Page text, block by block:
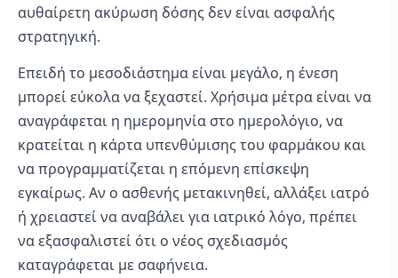
αυθαίρετη ακύρωση δόσης δεν είναι ασφαλής
στρατηγική.
Επειδή το μεσοδιάστημα είναι μεγάλο, η ένεση
μπορεί εύκολα να ξεχαστεί. Χρήσιμα μέτρα είναι να
αναγράφεται η ημερομηνία στο ημερολόγιο, να
κρατείται η κάρτα υπενθύμισης του φαρμάκου και
να προγραμματίζεται η επόμενη επίσκεψη
εγκαίρως. Αν ο ασθενής μετακινηθεί, αλλάξει ιατρό
ή χρειαστεί να αναβάλει για ιατρικό λόγο, πρέπει
να εξασφαλιστεί ότι ο νέος σχεδιασμός
καταγράφεται με σαφήνεια.